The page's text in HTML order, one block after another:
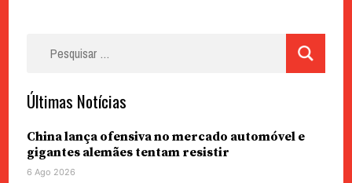
CCAC garante ter estado atento
ao Alto de Coloane antes das
Últimas Notícias
China lança ofensiva no mercado automóvel e
gigantes alemães tentam resistir
6 Ago 2026